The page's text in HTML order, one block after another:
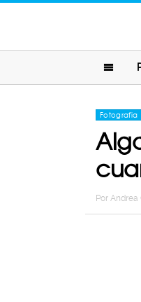
Fotografia
Por Andrea